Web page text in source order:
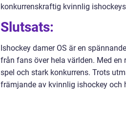
konkurrenskraftig kvinnlig
Slutsats:
Ishockey damer OS är en
från fans över hela världen. Med
spel och stark konkurrens. Trots
främjande av kvinnlig ishockey